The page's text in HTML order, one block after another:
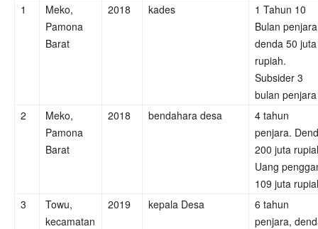
1
Meko,
Pamona
Barat
2018 kades
1 Tahun 10
Bulan
denda 50 juta
rupiah.
Subsider 3
bulan penjara
2
Meko,
Pamona
Barat
2018 bendahara desa
4 tahun
penjara.
200 juta
Uang
109 juta
3
Towu,
kecamatan
2019 kepala Desa
6 tahun
penjara,